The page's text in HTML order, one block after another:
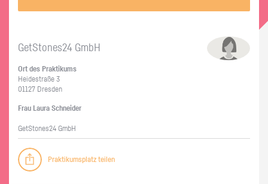
GetS­to­nes24 GmbH
Ort des Prak­ti­kums
Hei­de­stra­ße 3
01127 Dres­den
Frau Laura Schnei­der
GetS­to­nes24 GmbH
Praktikumsplatz teilen